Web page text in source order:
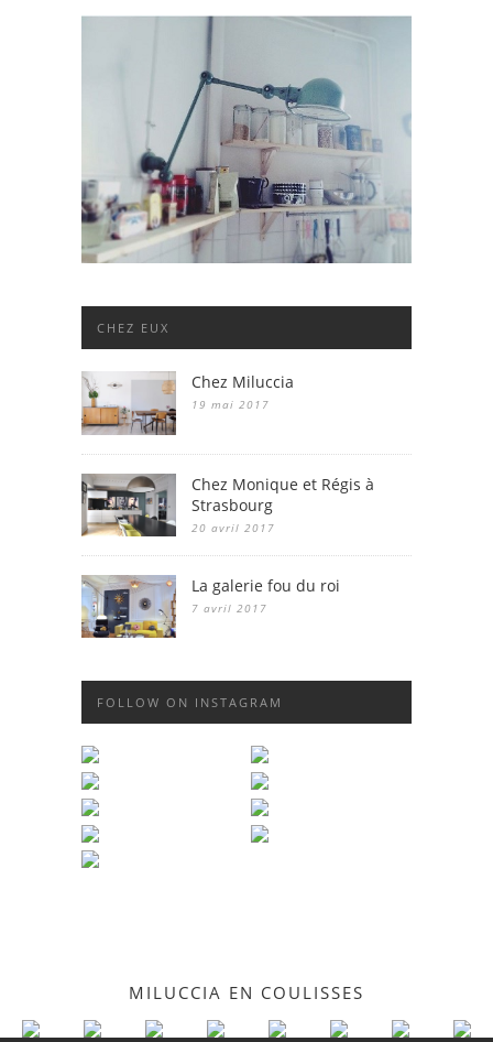
CHEZ EUX
Chez Miluccia
19 mai 2017
Chez Monique et Régis à
Strasbourg
20 avril 2017
La galerie fou du roi
7 avril 2017
FOLLOW ON INSTAGRAM
MILUCCIA EN COULISSES